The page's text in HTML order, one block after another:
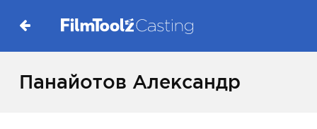
Панайотов Александр